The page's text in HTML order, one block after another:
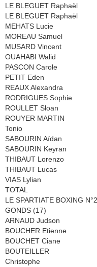
LE BLEGUET Raphaël
LE BLEGUET Raphaël
MEHATS Lucie
MOREAU Samuel
MUSARD Vincent
OUAHABI Walid
PASCON Carole
PETIT Eden
REAUX Alexandra
RODRIGUES Sophie
ROULLET Sloan
ROUYER MARTIN
Tonio
SABOURIN Aïdan
SABOURIN Keyran
THIBAUT Lorenzo
THIBAUT Lucas
VIAS Lylian
TOTAL
LE SPARTIATE BOXING
GONDS (17)
ARNAUD Judson
BOUCHER Etienne
BOUCHET Ciane
BOUTEILLER
Christophe